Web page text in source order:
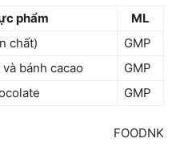
phẩm
ML
chất)
GMP
bánh cacao
GMP
GMP
FOODNK